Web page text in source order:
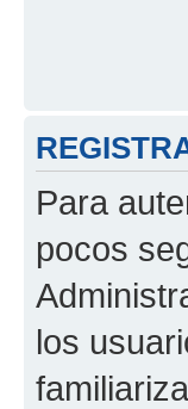
Para
pocos
los